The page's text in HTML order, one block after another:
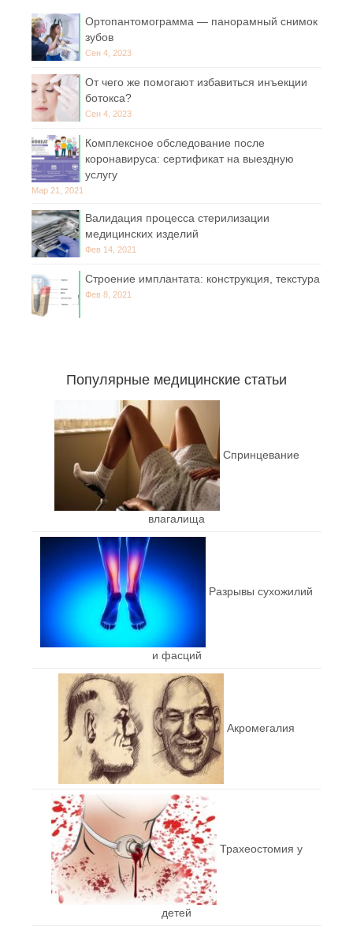
Ортопантомограмма — панорамный снимок
зубов
Сен 4, 2023
От чего же помогают избавиться инъекции
ботокса?
Сен 4, 2023
Комплексное обследование после
коронавируса: сертификат на выездную
услугу
Мар 21, 2021
Валидация процесса стерилизации
медицинских изделий
Фев 14, 2021
Строение имплантата: конструкция, текстура
Фев 8, 2021
Популярные медицинские статьи
Спринцевание
влагалища
Разрывы сухожилий
и фасций
Акромегалия
Трахеостомия у
детей